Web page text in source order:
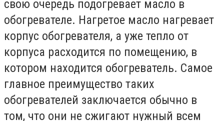
свою очередь подогревает масло в
обогревателе. Нагретое масло нагревает
корпус обогревателя, а уже тепло от
корпуса расходится по помещению, в
котором находится обогреватель. Самое
главное преимущество таких
обогревателей заключается обычно в
том, что они не сжигают нужный всем